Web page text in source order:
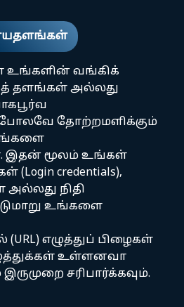
உங்களின் வங்கிக்
தளங்கள் அல்லது
தோற்றமளிக்கும்
இதன் மூலம் உங்கள்
credentials),
நிதி
உங்களை
எழுத்துப் பிழைகள்
உள்ளனவா
சரிபார்க்கவும்.